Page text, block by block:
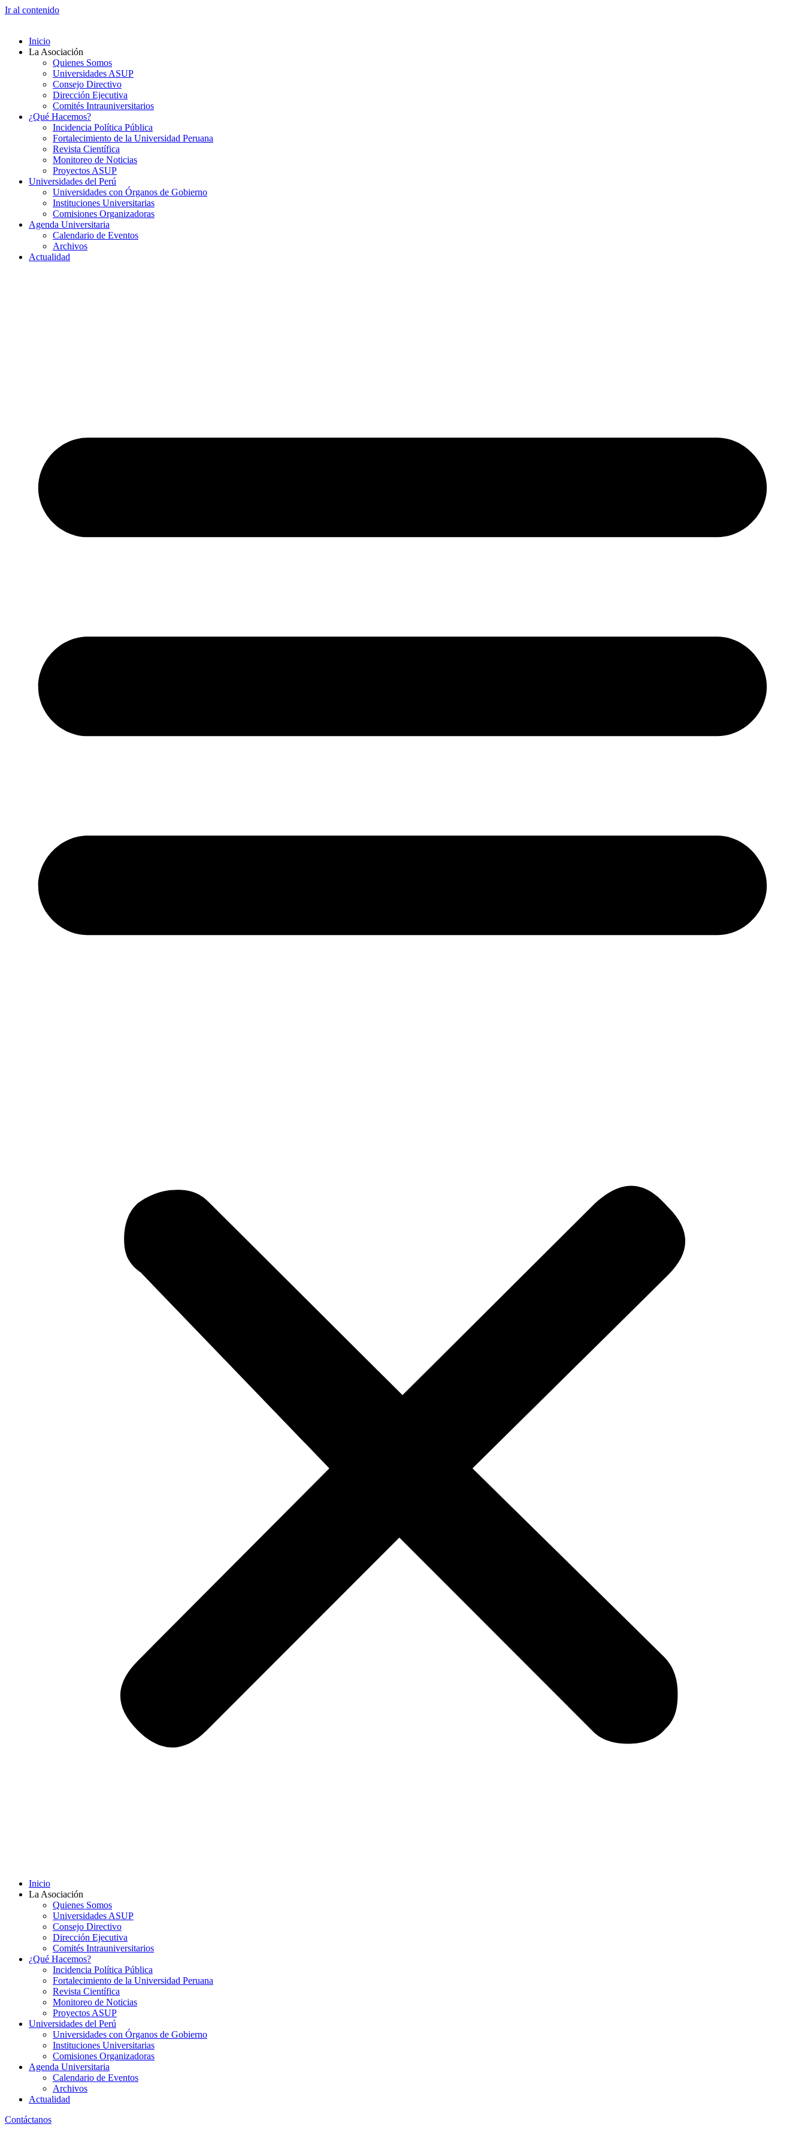
Ir al contenido
Inicio
La Asociación
Quienes Somos
Universidades ASUP
Consejo Directivo
Dirección Ejecutiva
Comités Intrauniversitarios
¿Qué Hacemos?
Incidencia Política Pública
Fortalecimiento de la Universidad Peruana
Revista Científica
Monitoreo de Noticias
Proyectos ASUP
Universidades del Perú
Universidades con Órganos de Gobierno
Instituciones Universitarias
Comisiones Organizadoras
Agenda Universitaria
Calendario de Eventos
Archivos
Actualidad
Inicio
La Asociación
Quienes Somos
Universidades ASUP
Consejo Directivo
Dirección Ejecutiva
Comités Intrauniversitarios
¿Qué Hacemos?
Incidencia Política Pública
Fortalecimiento de la Universidad Peruana
Revista Científica
Monitoreo de Noticias
Proyectos ASUP
Universidades del Perú
Universidades con Órganos de Gobierno
Instituciones Universitarias
Comisiones Organizadoras
Agenda Universitaria
Calendario de Eventos
Archivos
Actualidad
Contáctanos